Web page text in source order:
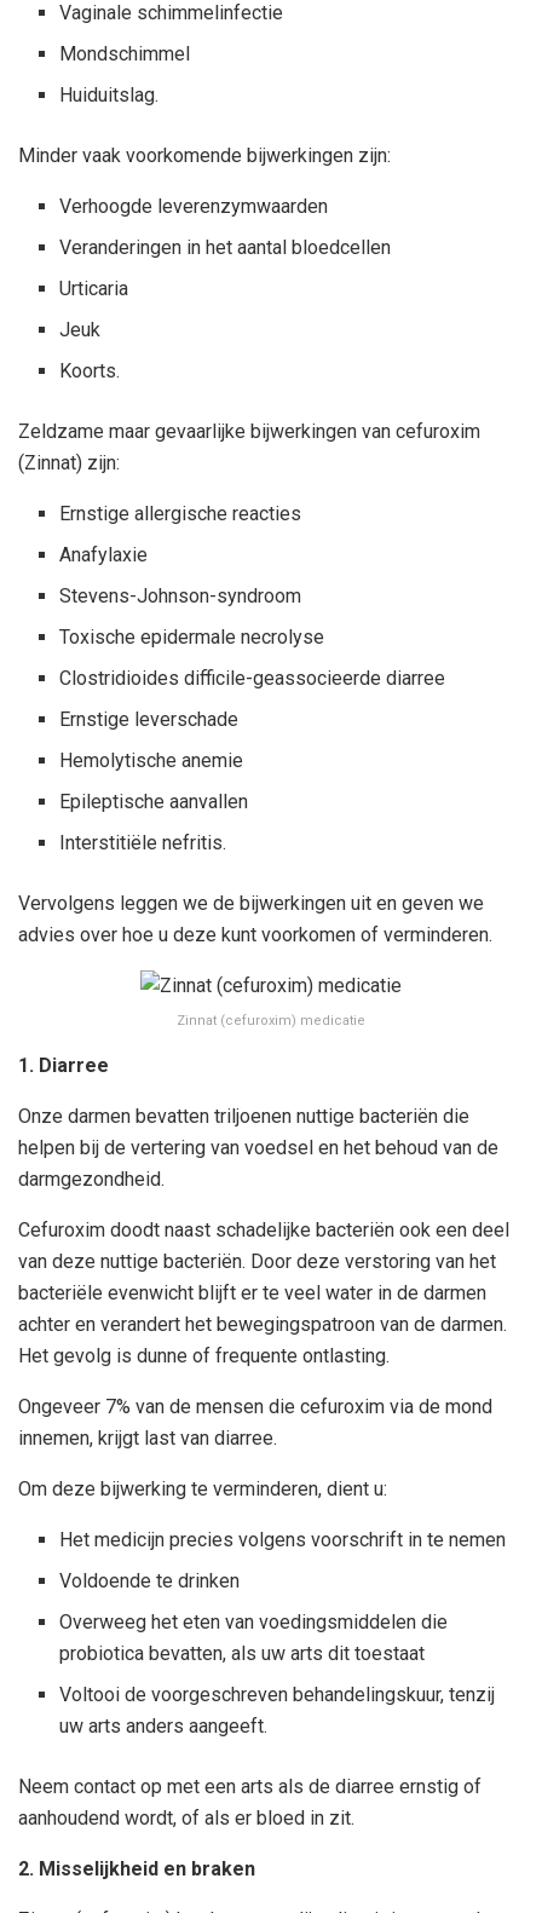
Vaginale schimmelinfectie
Mondschimmel
Huiduitslag.
Minder vaak voorkomende bijwerkingen zijn:
Verhoogde leverenzymwaarden
Veranderingen in het aantal bloedcellen
Urticaria
Jeuk
Koorts.
Zeldzame maar gevaarlijke bijwerkingen van cefuroxim
(Zinnat) zijn:
Ernstige allergische reacties
Anafylaxie
Stevens-Johnson-syndroom
Toxische epidermale necrolyse
Clostridioides difficile-geassocieerde diarree
Ernstige leverschade
Hemolytische anemie
Epileptische aanvallen
Interstitiële nefritis.
Vervolgens leggen we de bijwerkingen uit en geven we
advies over hoe u deze kunt voorkomen of verminderen.
Zinnat (cefuroxim) medicatie
1. Diarree
Onze darmen bevatten triljoenen nuttige bacteriën die
helpen bij de vertering van voedsel en het behoud van de
darmgezondheid.
Cefuroxim doodt naast schadelijke bacteriën ook een deel
van deze nuttige bacteriën. Door deze verstoring van het
bacteriële evenwicht blijft er te veel water in de darmen
achter en verandert het bewegingspatroon van de darmen.
Het gevolg is dunne of frequente ontlasting.
Ongeveer 7% van de mensen die cefuroxim via de mond
innemen, krijgt last van diarree.
Om deze bijwerking te verminderen, dient u:
Het medicijn precies volgens voorschrift in te nemen
Voldoende te drinken
Overweeg het eten van voedingsmiddelen die
probiotica bevatten, als uw arts dit toestaat
Voltooi de voorgeschreven behandelingskuur, tenzij
uw arts anders aangeeft.
Neem contact op met een arts als de diarree ernstig of
aanhoudend wordt, of als er bloed in zit.
2. Misselijkheid en braken